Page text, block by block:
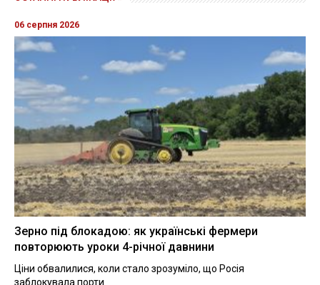
06 серпня 2026
Зерно під блокадою: як українські фермери
повторюють уроки 4-річної давнини
Ціни обвалилися, коли стало зрозуміло, що Росія
заблокувала порти